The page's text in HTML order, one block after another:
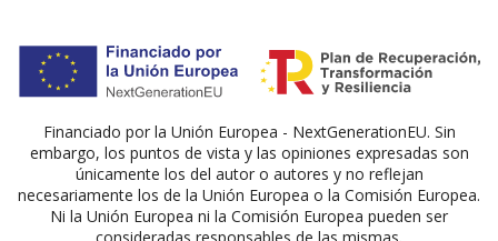
Financiado por la Unión Europea - NextGenerationEU. Sin
embargo, los puntos de vista y las opiniones expresadas son
únicamente los del autor o autores y no reflejan
necesariamente los de la Unión Europea o la Comisión Europea.
Ni la Unión Europea ni la Comisión Europea pueden ser